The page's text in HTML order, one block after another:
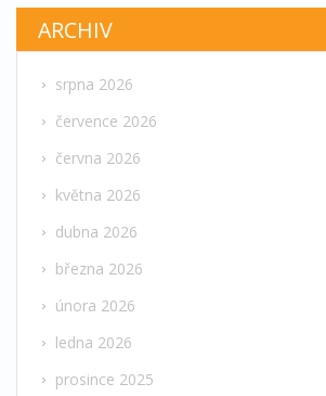
ARCHIV
srpna 2026
července 2026
června 2026
května 2026
dubna 2026
března 2026
února 2026
ledna 2026
prosince 2025